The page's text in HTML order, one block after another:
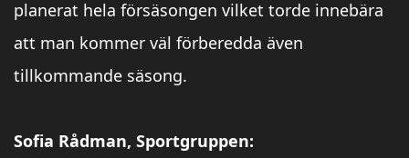
planerat hela försäsongen vilket torde innebära
att man kommer väl förberedda även
tillkommande säsong.
Sofia Rådman, Sportgruppen: